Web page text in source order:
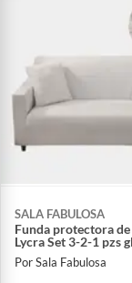
SALA FABULOSA
Funda protectora
Lycra Set 3-2-1 pzs
Por Sala Fabulosa